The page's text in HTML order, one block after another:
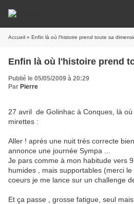
Accueil » Enfin là où l'histoire prend toute sa
Enfin là où l'histoire prend
Publié le 05/05/2009 à 20:29
Par Pierre
27 avril de Golinhac à Conques, là
mirettes :
Aller ! aprés une nuit trés correcte
annonce une journée Sympa ...
Je pars comme à mon habitude vers
humides , mais supportables (merci
coeurs je me lance sur un challenge
Et ça passe , grosse fatigue, seul